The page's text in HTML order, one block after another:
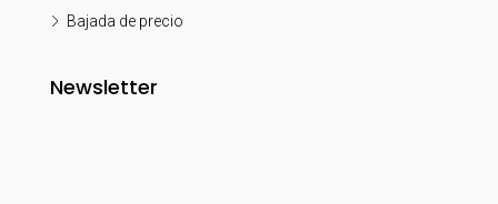
Bajada de precio
Newsletter